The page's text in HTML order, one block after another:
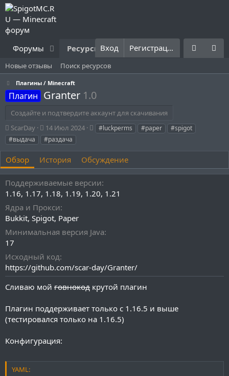
Форумы Ресурсы Что нового? Правила
Вход Регистрация
Новые отзывы Поиск ресурсов
Плагины / Minecraft
Плагин Granter 1.0
Создайте и подтвердите аккаунт для скачивания
А
в
т
о
р
ScarDay
Д
а
т
с
о
з
д
н
и
я
14 Июл 2024
Т #luckperms #paper
#spigot
#выдача
#раздача
Обзор История Обсуждение
Поддерживаемые версии
1.16 1.17 1.18 1.19 1.20 1.21
Ядра и Прокси
Bukkit Spigot Paper
Минимальная версия Java
17
Исходный код
https://github.com/scar-day/Granter/
Сливаю мой говнокод крутой плагин
Плагин поддерживает только с 1.16.5 и выше
(тестировался только на 1.16.5)
Конфигурация:
YAML: